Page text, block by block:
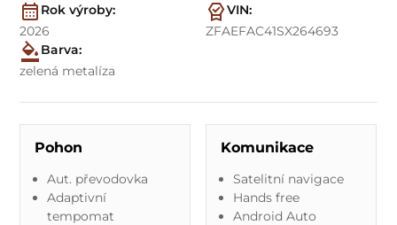
Rok výroby:
2026
VIN:
ZFAEFAC41SX264693
Barva:
zelená metalíza
Pohon
Aut. převodovka
Adaptivní
tempomat
Komunikace
Satelitní navigace
Hands free
Android Auto